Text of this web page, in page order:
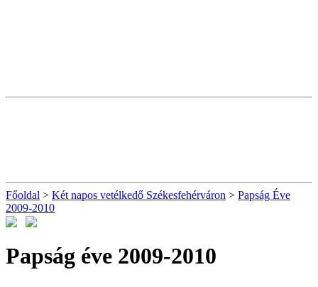
Főoldal > Két napos vetélkedő Székesfehérváron > Papság Éve
2009-2010
Papság éve 2009-2010